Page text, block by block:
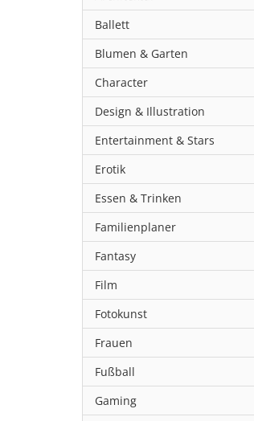
Ballett
Blumen & Garten
Character
Design & Illustration
Entertainment & Stars
Erotik
Essen & Trinken
Familienplaner
Fantasy
Film
Fotokunst
Frauen
Fußball
Gaming